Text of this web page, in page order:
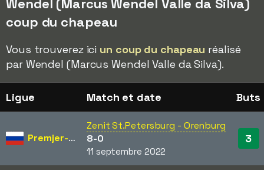
Wendel (Marcus Wendel Valle da Silva)
coup du chapeau
Vous trouverez ici un coup du chapeau réalisé
par Wendel (Marcus Wendel Valle da Silva).
Ligue Match et date Buts
Premjer-Liga
Zenit St.Petersburg - Orenburg
8-0
11 septembre 2022
3